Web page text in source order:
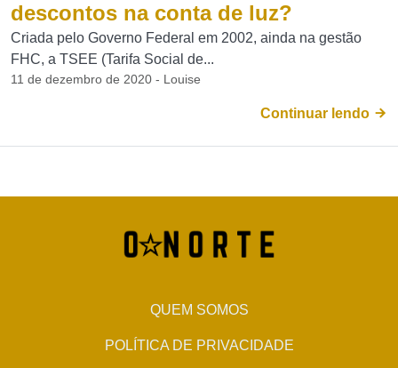
descontos na conta de luz?
Criada pelo Governo Federal em 2002, ainda na gestão
FHC, a TSEE (Tarifa Social de...
11 de dezembro de 2020 - Louise
Continuar lendo
QUEM SOMOS
POLÍTICA DE PRIVACIDADE